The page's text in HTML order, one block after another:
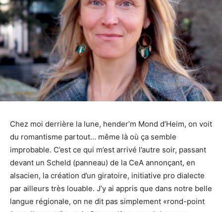
Chez moi derrière la lune, hender’m Mond d’Heim, on voit
du romantisme partout… même là où ça semble
improbable. C’est ce qui m’est arrivé l’autre soir, passant
devant un Scheld (panneau) de la CeA annonçant, en
alsacien, la création d’un giratoire, initiative pro dialecte
par ailleurs très louable. J’y ai appris que dans notre belle
langue régionale, on ne dit pas simplement «rond-point